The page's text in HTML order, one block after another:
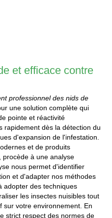
et efficace contre
professionnel des nids de
une solution complète qui
pointe et réactivité
rapidement dès la détection du
d'expansion de l'infestation.
et de produits
procède à une analyse
nous permet d'identifier
et d'adapter nos méthodes
adopter des techniques
les insectes nuisibles tout
sur votre environnement. En
strict respect des normes de